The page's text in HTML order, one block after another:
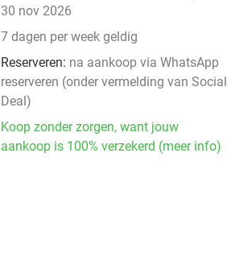
30 nov 2026
7 dagen per week geldig
Reserveren: na aankoop via WhatsApp
reserveren (onder vermelding van Social
Deal)
Koop zonder zorgen, want jouw
aankoop is 100% verzekerd (meer info)